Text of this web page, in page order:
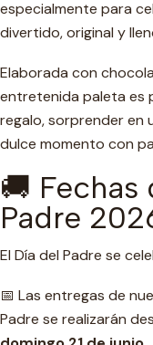
especialmente para
divertido, original y
Elaborada con
entretenida paleta es
regalo, sorprender en
dulce momento con
🚚 Fechas
Padre
El Día del Padre se
📅 Las entregas de
Padre se realizarán